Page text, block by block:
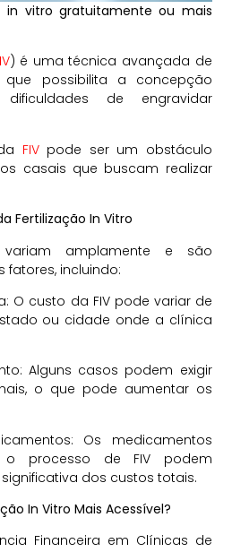
in vitro gratuitamente ou mais
) é uma técnica avançada de
que possibilita a concepção
de engravidar
FIV pode ser um obstáculo
casais que buscam realizar
Fertilização In Vitro
amplamente e são
fatores, incluindo:
O custo da FIV pode variar de
ou cidade onde a clínica
Alguns casos podem exigir
o que pode aumentar os
Os medicamentos
o processo de FIV podem
dos custos totais.
In Vitro Mais Acessível?
Financeira em Clínicas de